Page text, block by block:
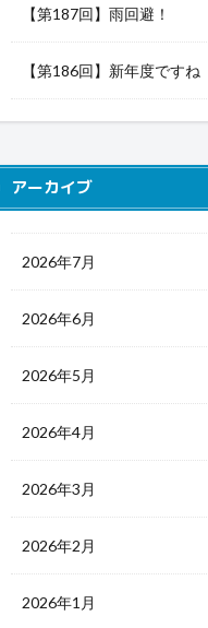
【第187回】雨回避！
【第186回】新年度ですね
アーカイブ
2026年7月
2026年6月
2026年5月
2026年4月
2026年3月
2026年2月
2026年1月